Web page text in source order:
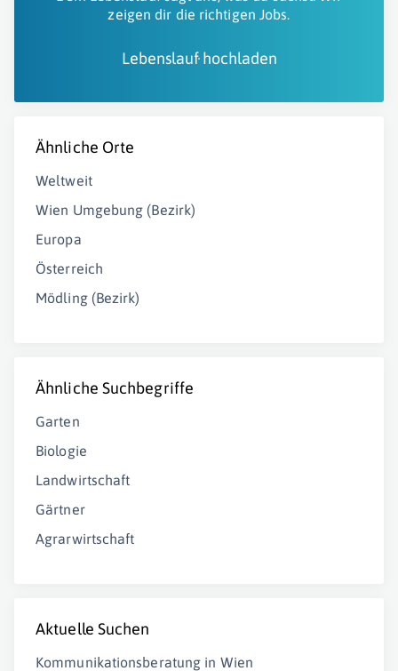
zeigen dir die richtigen Jobs.
Lebenslauf hochladen
Ähnliche Orte
Weltweit
Wien Umgebung (Bezirk)
Europa
Österreich
Mödling (Bezirk)
Ähnliche Suchbegriffe
Garten
Biologie
Landwirtschaft
Gärtner
Agrarwirtschaft
Aktuelle Suchen
Kommunikationsberatung in Wien